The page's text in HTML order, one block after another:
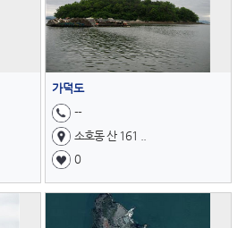
가덕도
--
소호동 산 161 ..
0